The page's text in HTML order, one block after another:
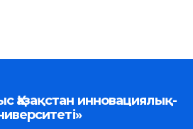
инновациялық-